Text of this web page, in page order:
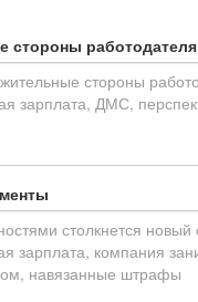
стороны работодателя